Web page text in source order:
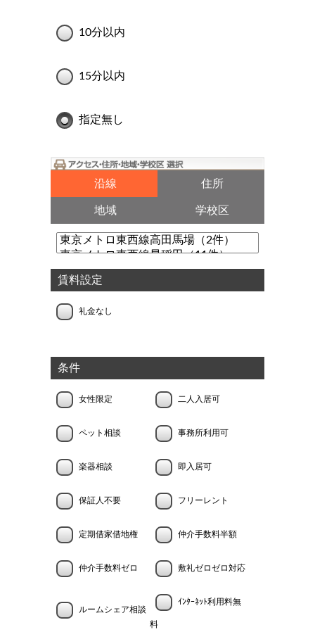
10分以内
15分以内
指定無し
沿線 住所
地域 学校区
賃料設定
礼金なし
条件
女性限定 二人入居可
ペット相談 事務所利用可
楽器相談 即入居可
保証人不要 フリーレント
定期借家借地権 仲介手数料半額
仲介手数料ゼロ 敷礼ゼロゼロ対応
ルームシェア相談
ｲﾝﾀｰﾈｯﾄ利用料無
料